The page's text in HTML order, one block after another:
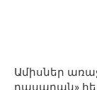
Ամիսներ
դասարան»